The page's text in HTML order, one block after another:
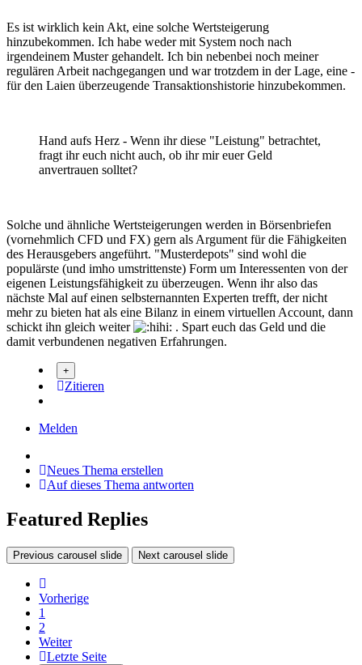
Es ist wirklich kein Akt, eine solche Wertsteigerung
hinzubekommen. Ich habe weder mit System noch nach
irgendeinem Muster gehandelt. Ich bin nebenbei noch meiner
regulären Arbeit nachgegangen und war trotzdem in der Lage, eine -
für den Laien überzeugende Transaktionshistorie hinzubekommen.
Hand aufs Herz - Wenn ihr diese "Leistung" betrachtet,
fragt ihr euch nicht auch, ob ihr mir euer Geld
anvertrauen solltet?
Solche und ähnliche Wertsteigerungen werden in Börsenbriefen
(vornehmlich CFD und FX) gern als Argument für die Fähigkeiten
des Herausgebers angeführt. "Musterdepots" sind wohl die
populärste (und imho umstrittenste) Form um Interessenten von der
eigenen Leistungsfähigkeit zu überzeugen. Wenn ihr also das
nächste Mal auf einen selbsternannten Experten trefft, der nicht
mehr zu bieten hat als eine Bilanz in einem virtuellen Account, dann
schickt ihn gleich weiter
. Spart euch das Geld und die
damit verbundenen negativen Erfahrungen.
Zitieren
Melden
Neues Thema erstellen
Auf dieses Thema antworten
Featured Replies
Previous carousel slide Next carousel slide
Vorherige
1
2
Weiter
Letzte Seite